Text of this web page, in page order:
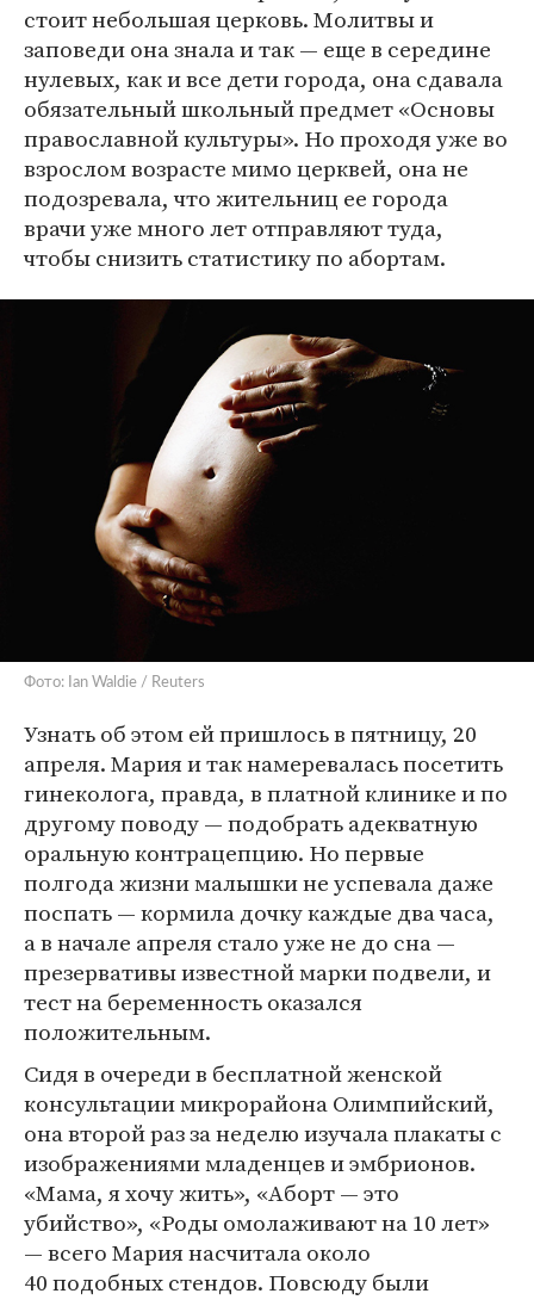
стоит небольшая церковь. Молитвы и
заповеди она знала и так — еще в середине
нулевых, как и все дети города, она сдавала
обязательный школьный предмет «Основы
православной культуры». Но проходя уже во
взрослом возрасте мимо церквей, она не
подозревала, что жительниц ее города
врачи уже много лет отправляют туда,
чтобы снизить статистику по абортам.
Фото: Ian Waldie / Reuters
Узнать об этом ей пришлось в пятницу, 20
апреля. Мария и так намеревалась посетить
гинеколога, правда, в платной клинике и по
другому поводу — подобрать адекватную
оральную контрацепцию. Но первые
полгода жизни малышки не успевала даже
поспать — кормила дочку каждые два часа,
а в начале апреля стало уже не до сна —
презервативы известной марки подвели, и
тест на беременность оказался
положительным.
Сидя в очереди в бесплатной женской
консультации микрорайона Олимпийский,
она второй раз за неделю изучала плакаты с
изображениями младенцев и эмбрионов.
«Мама, я хочу жить», «Аборт — это
убийство», «Роды омолаживают на 10 лет»
— всего Мария насчитала около
40 подобных стендов. Повсюду были